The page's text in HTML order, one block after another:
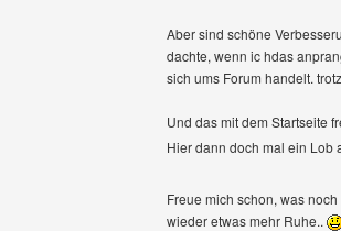
Aber sind schöne
dachte, wenn ic hdas
sich ums Forum handelt.
Und das mit dem Startseite
Hier dann doch mal ein Lob
Freue mich schon, was
wieder etwas mehr Ruhe..